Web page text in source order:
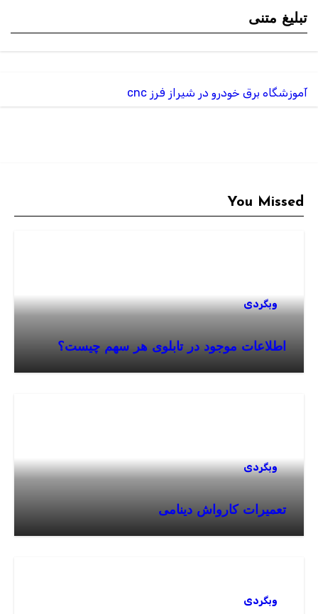
تبلیغ متنی
آموزشگاه برق خودرو در شیراز فرز cnc
You Missed
وبگردی
اطلاعات موجود در تابلوی هر سهم چیست؟
وبگردی
تعمیرات کارواش دینامی
وبگردی